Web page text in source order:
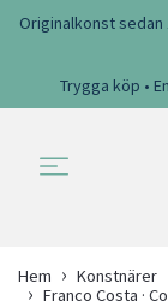
Originalkonst sedan
Trygga köp •
Hem Konstnärer
Franco Costa ·